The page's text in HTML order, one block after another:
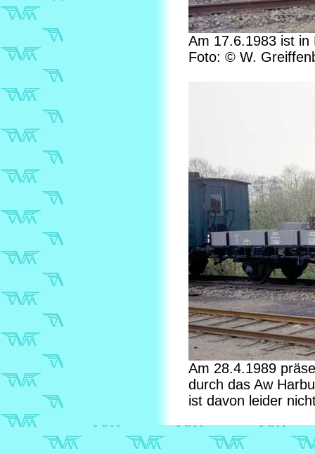
Am 17.6.1983 ist in
Foto: © W.
Am 28.4.1989
durch das Aw
ist davon leider